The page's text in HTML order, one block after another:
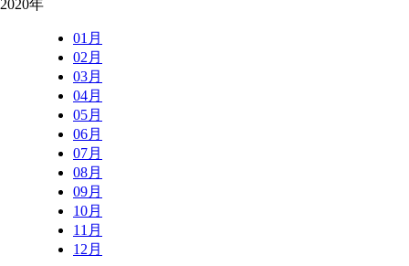
2020年
01月
02月
03月
04月
05月
06月
07月
08月
09月
10月
11月
12月